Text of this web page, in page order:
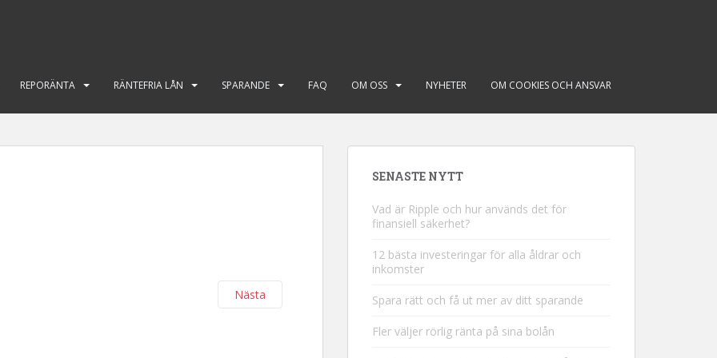
REPORÄNTA RÄNTEFRIA LÅN SPARANDE FAQ OM OSS NYHETER OM COOKIES OCH ANSVAR
Nästa
SENASTE NYTT
Vad är Ripple och hur används det för
finansiell säkerhet?
12 bästa investeringar för alla åldrar och
inkomster
Spara rätt och få ut mer av ditt sparande
Fler väljer rörlig ränta på sina bolån